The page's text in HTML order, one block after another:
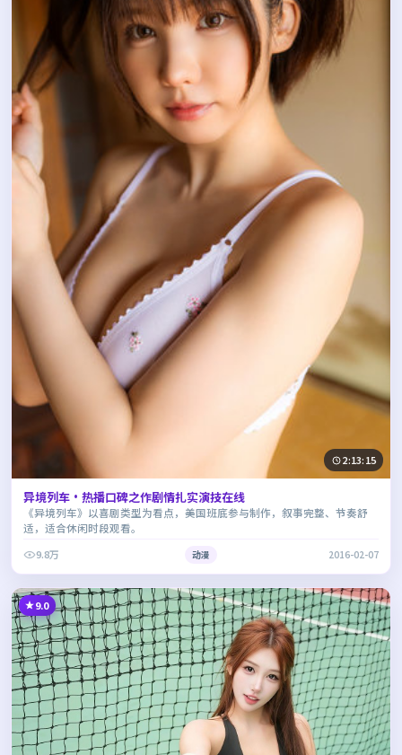
2:13:15
异境列车·热播口碑之作剧情扎实演技在线
《异境列车》以喜剧类型为看点，美国班底参与制作，叙事完整、节奏舒
适，适合休闲时段观看。
9.8万
动漫 2016-02-07
9.0